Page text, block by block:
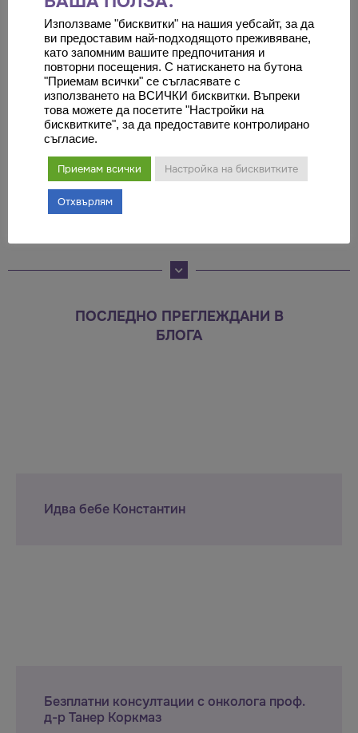
Инвитро
Един от най-важните фактори за
успеваемостта на инвитро
процедурата е личният подход
към двойката. Ние от „Медикъл
Караджъ“
Оставете коментар
ПОСЛЕДНО ПРЕГЛЕЖДАНИ В
БЛОГА
Идва бебе Константин
Безплатни консултации с онколога проф.
д-р Танер Коркмаз
Използваме "бисквитки" на нашия уебсайт, за да
ви предоставим най-подходящото преживяване,
като запомним вашите предпочитания и
повторни посещения. С натискането на бутона
"Приемам всички" се съгласявате с
използването на ВСИЧКИ бисквитки. Въпреки
това можете да посетите "Настройки на
бисквитките", за да предоставите контролирано
съгласие.
Приемам всички Настройка на бисквитките
Отхвърлям